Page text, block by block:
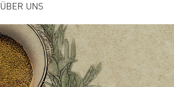
ÜBER UNS